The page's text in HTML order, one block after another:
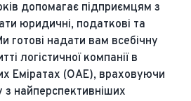
допомагає підприємцям з
юридичні, податкові та
готові надати вам всебічну
логістичної компанії в
Еміратах (ОАЕ), враховуючи
з найперспективніших